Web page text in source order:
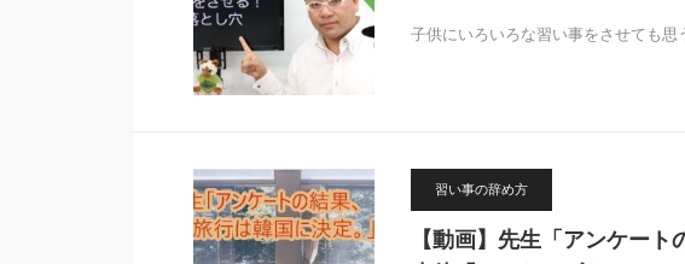
子供にいろいろな習い事をさせても
習い事の辞め方
【動画】先生「アンケート